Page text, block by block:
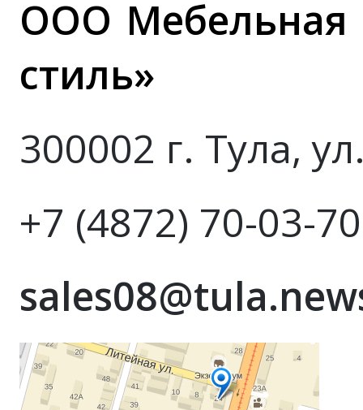
ООО Мебельная
стиль»
300002 г. Тула,
+7 (4872) 70-03-70